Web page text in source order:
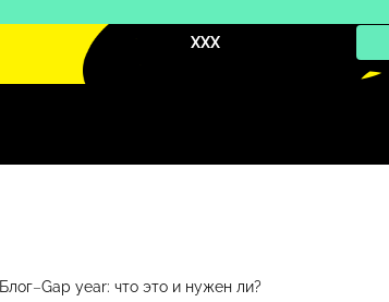
XXX
Блог–Gap year: что это и нужен ли?